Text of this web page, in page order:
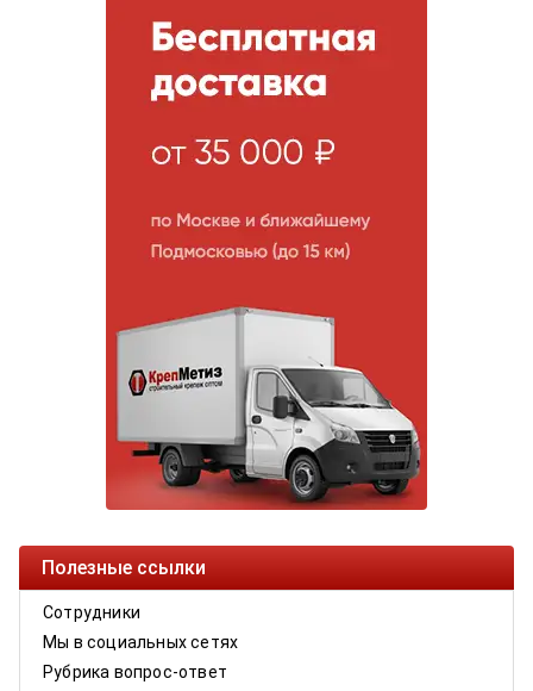
Полезные ссылки
Сотрудники
Мы в социальных сетях
Рубрика вопрос-ответ